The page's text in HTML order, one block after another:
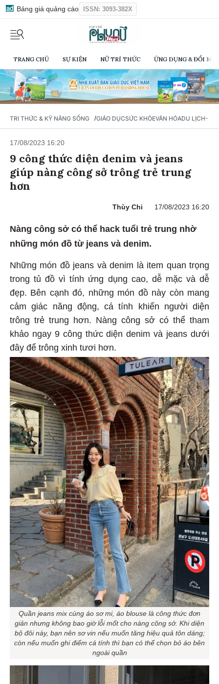
Bảng giá quảng cáo ISSN: 3093-382X
TRANG CHỦ SỰ KIỆN NỮ TRÍ THỨC ỨNG DỤNG & ĐỔI
TRI THỨC & KỸ NĂNG SỐNG /GIÁO DỤCSỨC KHỎEVĂN HÓADU LỊCH-
17/08/2023 16:20
9 công thức diện denim và jeans
giúp nàng công sở trông trẻ trung
hơn
Thùy Chi 17/08/2023 16:20
Nàng công sở có thể hack tuổi trẻ trung nhờ
những món đồ từ jeans và denim.
Những món đồ jeans và denim là item quan trọng
trong tủ đồ vì tính ứng dụng cao, dễ mặc và dễ
đẹp. Bên cạnh đó, những món đồ này còn mang
cảm giác năng động, cá tính khiến người diện
trông trẻ trung hơn. Nàng công sở có thể tham
khảo ngay 9 công thức diện denim và jeans dưới
đây để trông xinh tươi hơn.
Quần jeans mix cùng áo sơ mi, áo blouse là công thức đơn
giản nhưng không bao giờ lỗi mốt cho nàng công sở. Khi diện
bộ đôi này, bạn nên sơ vin nếu muốn tăng hiệu quả tôn dáng;
còn nếu muốn ghi điểm cá tính thì bạn có thể chọn bỏ áo bên
ngoài quần